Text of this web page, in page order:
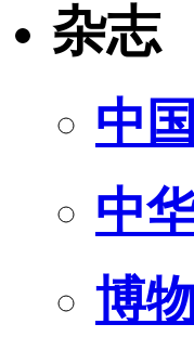
杂志
中
中
博